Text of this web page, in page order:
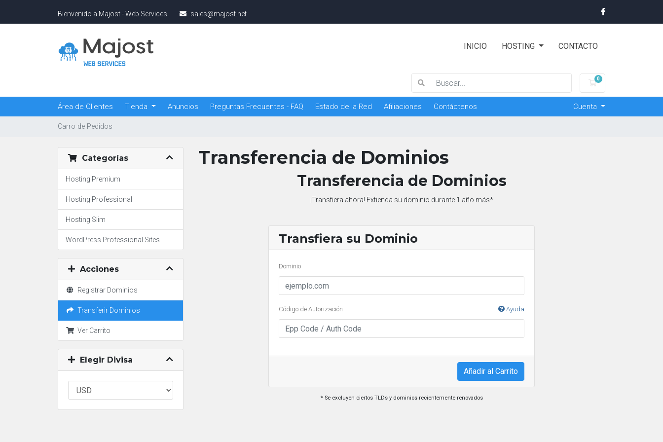
Bienvenido a Majost - Web Services sales@majost.net
INICIO HOSTING CONTACTO
0
Carro de Pedidos
Área de Clientes Tienda Anuncios Preguntas Frecuentes - FAQ Estado de la Red Afiliaciones Contáctenos Cuenta
Carro de Pedidos
Categorías
Hosting Premium
Hosting Professional
Hosting Slim
WordPress Professional Sites
Acciones
Registrar Dominios
Transferir Dominios
Ver Carrito
Elegir Divisa
Transferencia de Dominios
Transferencia de Dominios
¡Transfiera ahora! Extienda su dominio durante 1 año más*
Transfiera su Dominio
Dominio
Código de Autorización Ayuda
Añadir al Carrito
* Se excluyen ciertos TLDs y dominios recientemente renovados